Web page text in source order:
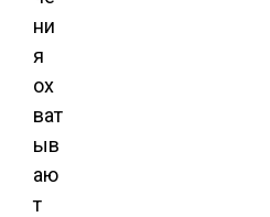
ни
я
ох
ват
ыв
аю
т